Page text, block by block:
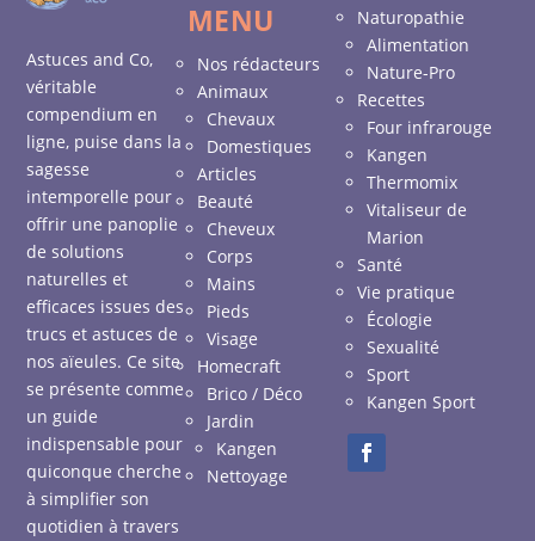
Astuces and Co,
véritable
compendium en
ligne, puise dans la
sagesse
intemporelle pour
offrir une panoplie
de solutions
naturelles et
efficaces issues des
trucs et astuces de
nos aïeules. Ce site
se présente comme
un guide
indispensable pour
quiconque cherche
à simplifier son
quotidien à travers
MENU
Nos rédacteurs
Animaux
Chevaux
Domestiques
Articles
Beauté
Cheveux
Corps
Mains
Pieds
Visage
Homecraft
Brico / Déco
Jardin
Kangen
Nettoyage
Naturopathie
Alimentation
Nature-Pro
Recettes
Four infrarouge
Kangen
Thermomix
Vitaliseur de
Marion
Santé
Vie pratique
Écologie
Sexualité
Sport
Kangen Sport